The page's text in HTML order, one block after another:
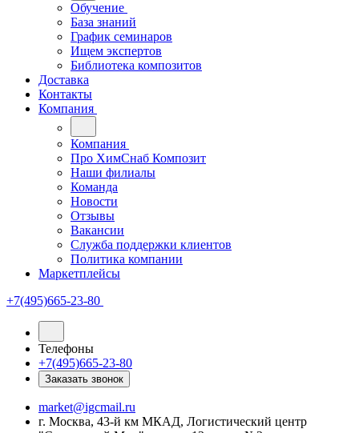
Обучение
База знаний
График семинаров
Ищем экспертов
Библиотека композитов
Доставка
Контакты
Компания
Компания
Про ХимСнаб Композит
Наши филиалы
Команда
Новости
Отзывы
Вакансии
Служба поддержки клиентов
Политика компании
Маркетплейсы
+7(495)665-23-80
Телефоны
+7(495)665-23-80
Заказать звонок
market@igcmail.ru
г. Москва, 43-й км МКАД, Логистический центр